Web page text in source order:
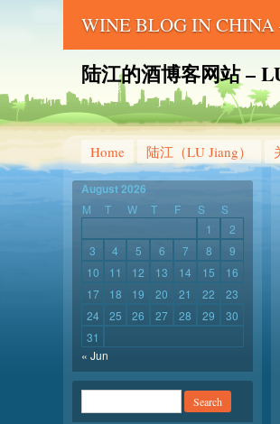
WINE BLOG IN CHINA
陆江的酒博客网站 –
Home 陆江（LU Jiang）
August 2026
M T W T F S
S
1
2
3
4 5 6 7 8
9
10
11 12 13 14 15
16
17
18 19 20 21 22
23
24
25 26 27 28 29
30
31
« Jun